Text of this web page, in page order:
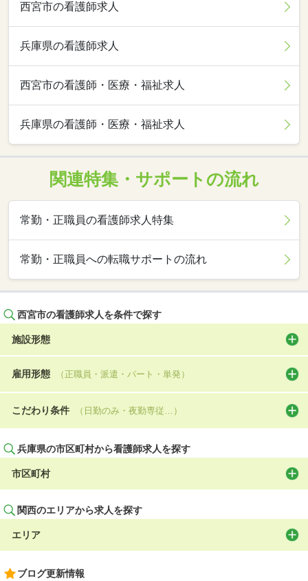
西宮市の看護師求人
兵庫県の看護師求人
西宮市の看護師・医療・福祉求人
兵庫県の看護師・医療・福祉求人
関連特集・サポートの流れ
常勤・正職員の看護師求人特集
常勤・正職員への転職サポートの流れ
西宮市の看護師求人を条件で探す
施設形態
雇用形態 （正職員・派遣・パート・単発）
こだわり条件 （日勤のみ・夜勤専従…）
兵庫県の市区町村から看護師求人を探す
市区町村
関西のエリアから求人を探す
エリア
ブログ更新情報